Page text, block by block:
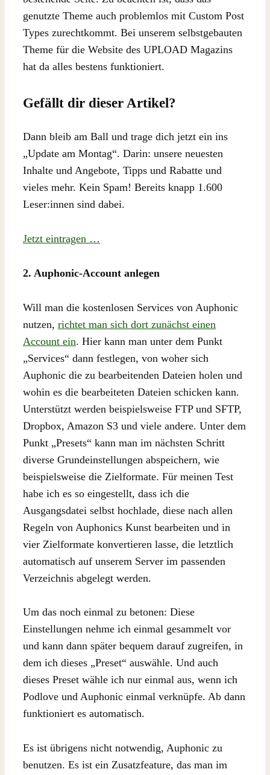
genutzte Theme auch problemlos mit Custom Post
Types zurechtkommt. Bei unserem selbstgebauten
Theme für die Website des UPLOAD Magazins
hat da alles bestens funktioniert.
Gefällt dir dieser Artikel?
Dann bleib am Ball und trage dich jetzt ein ins
„Update am Montag“. Darin: unsere neuesten
Inhalte und Angebote, Tipps und Rabatte und
vieles mehr. Kein Spam! Bereits knapp 1.600
Leser:innen sind dabei.
Jetzt eintragen …
2. Auphonic-Account anlegen
Will man die kostenlosen Services von Auphonic
nutzen, richtet man sich dort zunächst einen
Account ein. Hier kann man unter dem Punkt
„Services“ dann festlegen, von woher sich
Auphonic die zu bearbeitenden Dateien holen und
wohin es die bearbeiteten Dateien schicken kann.
Unterstützt werden beispielsweise FTP und SFTP,
Dropbox, Amazon S3 und viele andere. Unter dem
Punkt „Presets“ kann man im nächsten Schritt
diverse Grundeinstellungen abspeichern, wie
beispielsweise die Zielformate. Für meinen Test
habe ich es so eingestellt, dass ich die
Ausgangsdatei selbst hochlade, diese nach allen
Regeln von Auphonics Kunst bearbeiten und in
vier Zielformate konvertieren lasse, die letztlich
automatisch auf unserem Server im passenden
Verzeichnis abgelegt werden.
Um das noch einmal zu betonen: Diese
Einstellungen nehme ich einmal gesammelt vor
und kann dann später bequem darauf zugreifen, in
dem ich dieses „Preset“ auswähle. Und auch
dieses Preset wähle ich nur einmal aus, wenn ich
Podlove und Auphonic einmal verknüpfe. Ab dann
funktioniert es automatisch.
Es ist übrigens nicht notwendig, Auphonic zu
benutzen. Es ist ein Zusatzfeature, das man im